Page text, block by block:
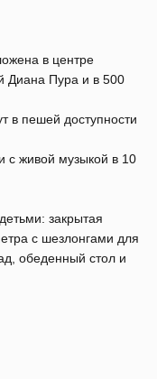
в центре
Диана Пура и в 500
в пешей доступности
с живой музыкой в 10
закрытая
с шезлонгами для
обеденный стол и